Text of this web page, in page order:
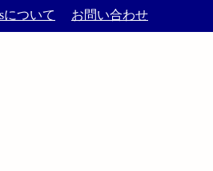
について お問い合わせ